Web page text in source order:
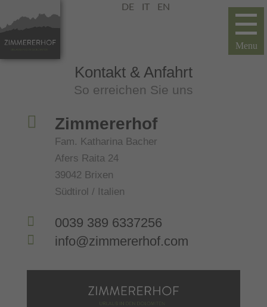
DE IT EN
Kontakt & Anfahrt
So erreichen Sie uns
 Zimmererhof
Fam. Katharina Bacher
Afers Raita 24
39042 Brixen
Südtirol / Italien

0039 389 6337256

info@zimmererhof.com